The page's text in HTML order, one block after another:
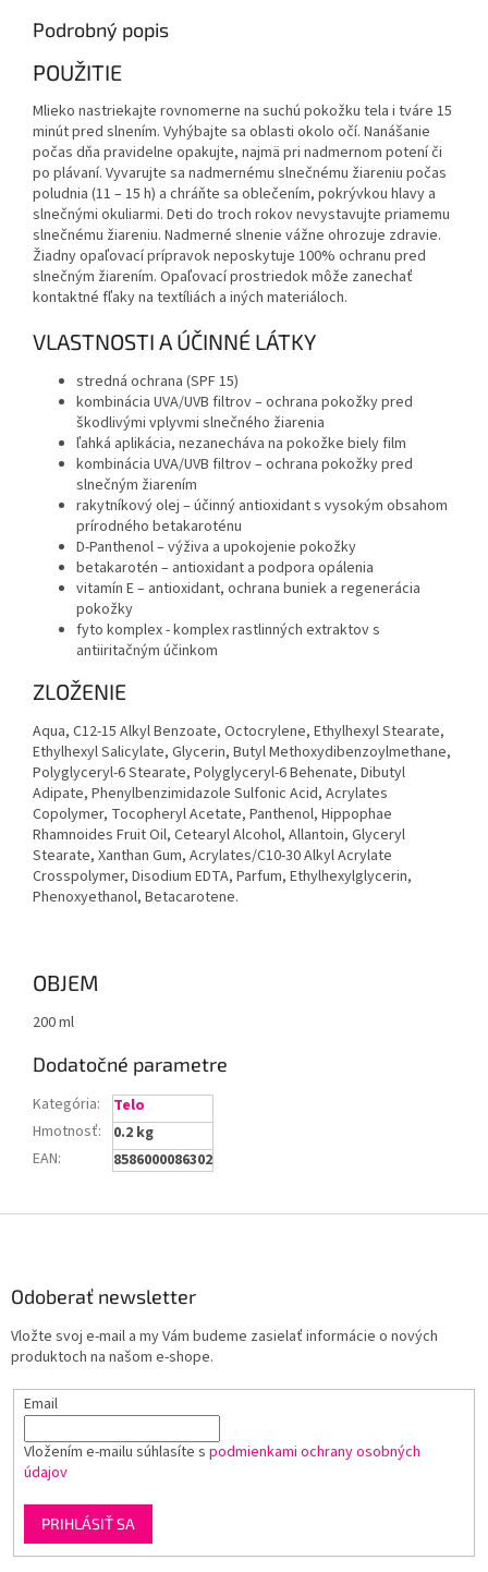
Podrobný popis
POUŽITIE
Mlieko nastriekajte rovnomerne na suchú pokožku tela i tváre 15
minút pred slnením. Vyhýbajte sa oblasti okolo očí. Nanášanie
počas dňa pravidelne opakujte, najmä pri nadmernom potení či
po plávaní. Vyvarujte sa nadmernému slnečnému žiareniu počas
poludnia (11 – 15 h) a chráňte sa oblečením, pokrývkou hlavy a
slnečnými okuliarmi. Deti do troch rokov nevystavujte priamemu
slnečnému žiareniu. Nadmerné slnenie vážne ohrozuje zdravie.
Žiadny opaľovací prípravok neposkytuje 100% ochranu pred
slnečným žiarením. Opaľovací prostriedok môže zanechať
kontaktné fľaky na textíliách a iných materiáloch.
VLASTNOSTI A ÚČINNÉ LÁTKY
stredná ochrana (SPF 15)
kombinácia UVA/UVB filtrov – ochrana pokožky pred
škodlivými vplyvmi slnečného žiarenia
ľahká aplikácia, nezanecháva na pokožke biely film
kombinácia UVA/UVB filtrov – ochrana pokožky pred
slnečným žiarením
rakytníkový olej – účinný antioxidant s vysokým obsahom
prírodného betakaroténu
D-Panthenol – výživa a upokojenie pokožky
betakarotén – antioxidant a podpora opálenia
vitamín E – antioxidant, ochrana buniek a regenerácia
pokožky
fyto komplex - komplex rastlinných extraktov s
antiiritačným účinkom
ZLOŽENIE
Aqua, C12-15 Alkyl Benzoate, Octocrylene, Ethylhexyl Stearate,
Ethylhexyl Salicylate, Glycerin, Butyl Methoxydibenzoylmethane,
Polyglyceryl-6 Stearate, Polyglyceryl-6 Behenate, Dibutyl
Adipate, Phenylbenzimidazole Sulfonic Acid, Acrylates
Copolymer, Tocopheryl Acetate, Panthenol, Hippophae
Rhamnoides Fruit Oil, Cetearyl Alcohol, Allantoin, Glyceryl
Stearate, Xanthan Gum, Acrylates/C10-30 Alkyl Acrylate
Crosspolymer, Disodium EDTA, Parfum, Ethylhexylglycerin,
Phenoxyethanol, Betacarotene.
OBJEM
200 ml
Dodatočné parametre
Kategória:
Telo
Hmotnosť:
0.2 kg
EAN: 8586000086302
Odoberať newsletter
Vložte svoj e-mail a my Vám budeme zasielať informácie o nových
produktoch na našom e-shope.
Email
Vložením e-mailu súhlasíte s podmienkami ochrany osobných
údajov
PRIHLÁSIŤ SA